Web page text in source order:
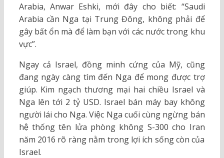
Arabia, Anwar Eshki, mới đây cho biết: “Saudi
Arabia cần Nga tại Trung Đông, không phải để
gây bất ổn mà để làm bạn với các nước trong khu
vực”.
Ngay cả Israel, đồng minh cứng của Mỹ, cũng
đang ngày càng tìm đến Nga để mong được trợ
giúp. Kim ngạch thương mại hai chiều Israel và
Nga lên tới 2 tỷ USD. Israel bán máy bay không
người lái cho Nga. Việc Nga cuối cùng ngừng bán
hệ thống tên lửa phòng không S-300 cho Iran
năm 2016 rõ ràng nằm trong lợi ích sống còn của
Israel.